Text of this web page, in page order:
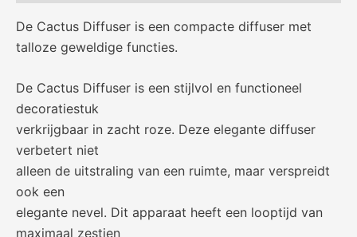
De Cactus Diffuser is een compacte diffuser met
talloze geweldige functies.
De Cactus Diffuser is een stijlvol en functioneel
decoratiestuk
verkrijgbaar in zacht roze. Deze elegante diffuser
verbetert niet
alleen de uitstraling van een ruimte, maar verspreidt
ook een
elegante nevel. Dit apparaat heeft een looptijd van
maximaal zestien